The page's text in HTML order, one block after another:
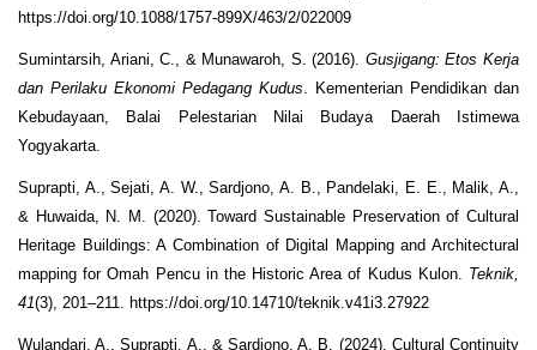
https://doi.org/10.1088/1757-899X/463/2/022009
Sumintarsih, Ariani, C., & Munawaroh, S. (2016). Gusjigang: Etos Kerja
dan Perilaku Ekonomi Pedagang Kudus. Kementerian Pendidikan dan
Kebudayaan, Balai Pelestarian Nilai Budaya Daerah Istimewa
Yogyakarta.
Suprapti, A., Sejati, A. W., Sardjono, A. B., Pandelaki, E. E., Malik, A.,
& Huwaida, N. M. (2020). Toward Sustainable Preservation of Cultural
Heritage Buildings: A Combination of Digital Mapping and Architectural
mapping for Omah Pencu in the Historic Area of Kudus Kulon. Teknik,
41(3), 201–211. https://doi.org/10.14710/teknik.v41i3.27922
Wulandari, A., Suprapti, A., & Sardjono, A. B. (2024). Cultural Continuity